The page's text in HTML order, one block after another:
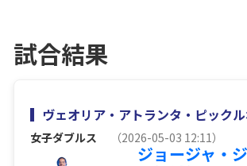
試合結果
ヴェオリア・アトランタ・ピック
女子ダブルス （2026-05-03 12:11）
ジョージャ・ジ